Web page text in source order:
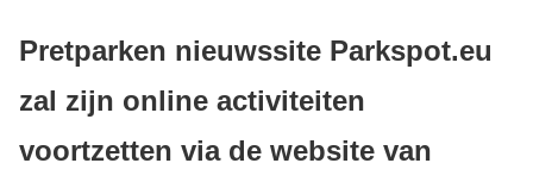
Pretparken nieuwssite Parkspot.eu
zal zijn online activiteiten
voortzetten via de website van